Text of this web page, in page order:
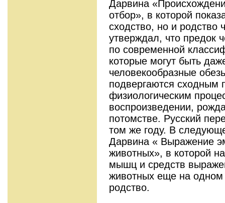
Дарвина
отбор», в которой
сходство, но и родство
утверждал, что предок
по современной
которые могут быть
человекообразные
подвергаются сходным
физиологическим
воспроизведении,
потомстве. Русский
том же году. В
Дарвина « Выражение
животных», в которой
мышц и средств
животных еще на одном
родство.